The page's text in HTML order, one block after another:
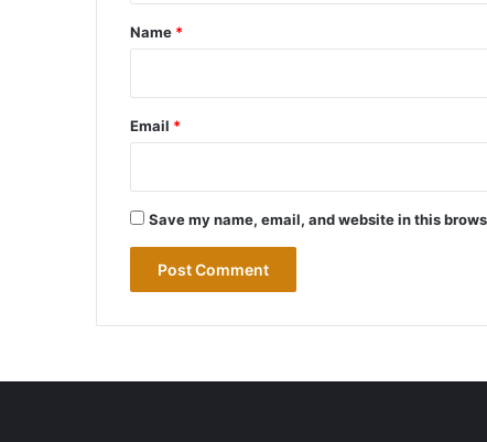
*
Name *
Email *
Save my name, email, and website in this